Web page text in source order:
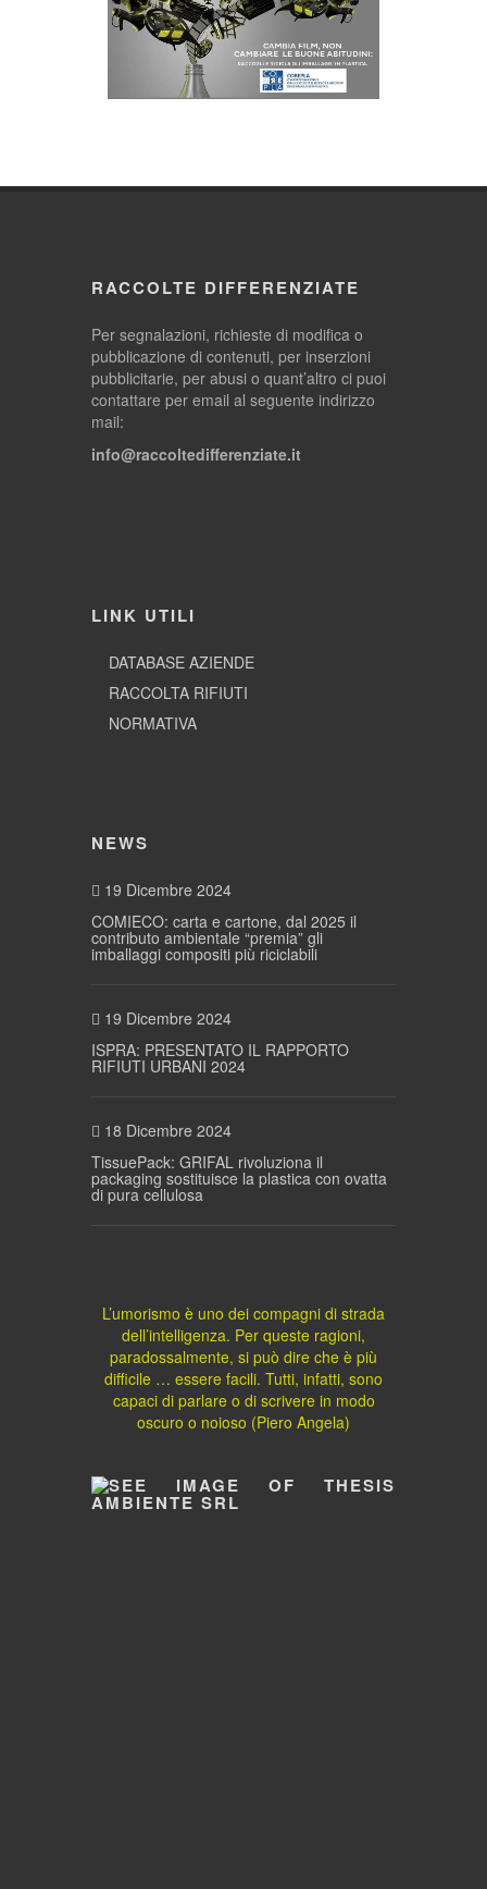
RACCOLTE DIFFERENZIATE
Per segnalazioni, richieste di modifica o
pubblicazione di contenuti, per inserzioni
pubblicitarie, per abusi o quant’altro ci puoi
contattare per email al seguente indirizzo
mail:
info@raccoltedifferenziate.it
LINK UTILI
DATABASE AZIENDE
RACCOLTA RIFIUTI
NORMATIVA
NEWS
19 Dicembre 2024
COMIECO: carta e cartone, dal 2025 il
contributo ambientale “premia” gli
imballaggi compositi più riciclabili
19 Dicembre 2024
ISPRA: PRESENTATO IL RAPPORTO
RIFIUTI URBANI 2024
18 Dicembre 2024
TissuePack: GRIFAL rivoluziona il
packaging sostituisce la plastica con ovatta
di pura cellulosa
L’umorismo è uno dei compagni di strada
dell’intelligenza. Per queste ragioni,
paradossalmente, si può dire che è più
difficile … essere facili. Tutti, infatti, sono
capaci di parlare o di scrivere in modo
oscuro o noioso (Piero Angela)